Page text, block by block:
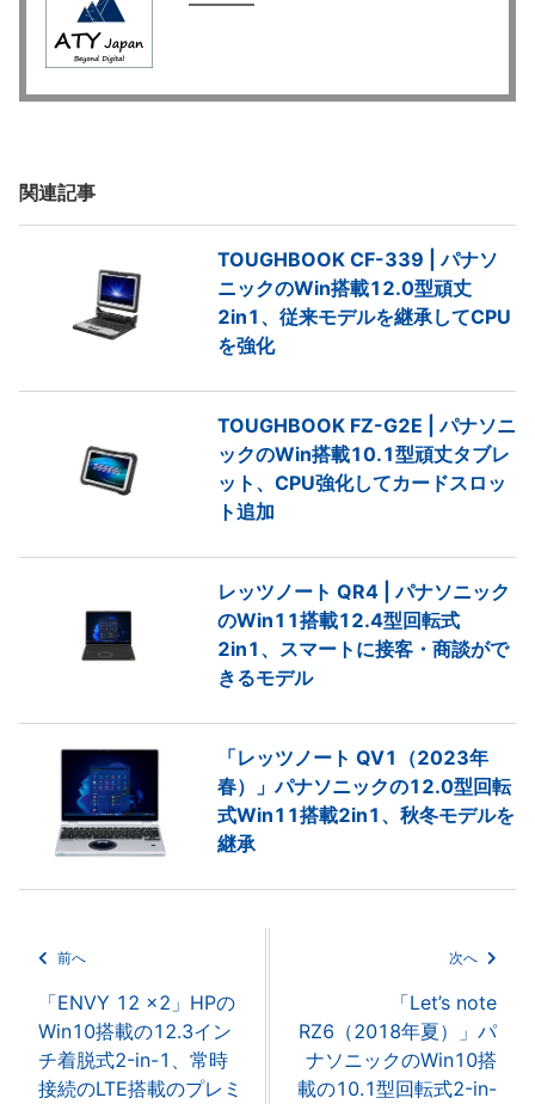
関連記事
TOUGHBOOK CF-339 | パナソ
ニックのWin搭載12.0型頑丈
2in1、従来モデルを継承してCPU
を強化
TOUGHBOOK FZ-G2E | パナソニ
ックのWin搭載10.1型頑丈タブレ
ット、CPU強化してカードスロッ
ト追加
レッツノート QR4 | パナソニック
のWin11搭載12.4型回転式
2in1、スマートに接客・商談がで
きるモデル
「レッツノート QV1（2023年
春）」パナソニックの12.0型回転
式Win11搭載2in1、秋冬モデルを
継承
前へ
「ENVY 12 x2」HPの
Win10搭載の12.3イン
チ着脱式2-in-1、常時
接続のLTE搭載のプレミ
次へ
「Let’s note
RZ6（2018年夏）」パ
ナソニックのWin10搭
載の10.1型回転式2-in-